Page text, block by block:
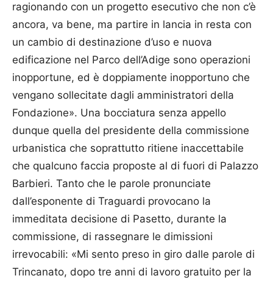
ragionando con un progetto esecutivo che non c’è
ancora, va bene, ma partire in lancia in resta con
un cambio di destinazione d’uso e nuova
edificazione nel Parco dell’Adige sono operazioni
inopportune, ed è doppiamente inopportuno che
vengano sollecitate dagli amministratori della
Fondazione». Una bocciatura senza appello
dunque quella del presidente della commissione
urbanistica che soprattutto ritiene inaccettabile
che qualcuno faccia proposte al di fuori di Palazzo
Barbieri. Tanto che le parole pronunciate
dall’esponente di Traguardi provocano la
immeditata decisione di Pasetto, durante la
commissione, di rassegnare le dimissioni
irrevocabili: «Mi sento preso in giro dalle parole di
Trincanato, dopo tre anni di lavoro gratuito per la